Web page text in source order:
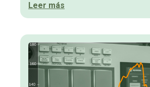
Leer más